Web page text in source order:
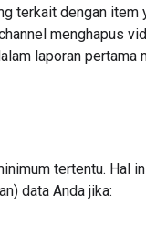
terkait dengan item
menghapus
laporan pertama
tertentu. Hal
data Anda jika: